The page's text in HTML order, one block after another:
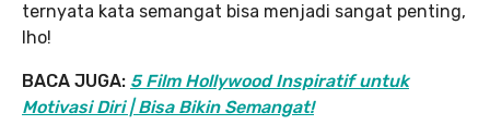
ternyata kata semangat bisa menjadi sangat penting,
lho!
BACA JUGA: 5 Film Hollywood Inspiratif untuk
Motivasi Diri | BisaBikin Semangat!